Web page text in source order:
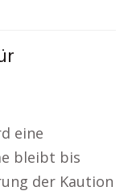
eine
bleibt bis
der Kaution